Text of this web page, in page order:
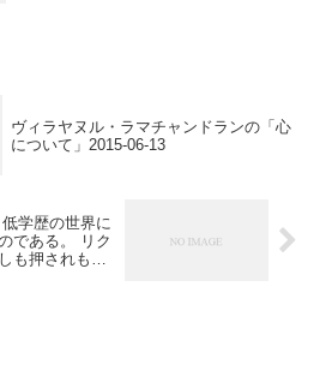
ヴィラヤヌル・ラマチャンドランの「心
について」2015-06-13
学歴の世界に
である。 リク
も押されもせ
ことはようは
る。 かの有名